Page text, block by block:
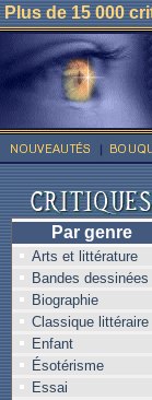
Plus de 15 000
Par genre
Arts et littérature
Bandes dessinées
Biographie
Classique littéraire
Enfant
Ésotérisme
Essai